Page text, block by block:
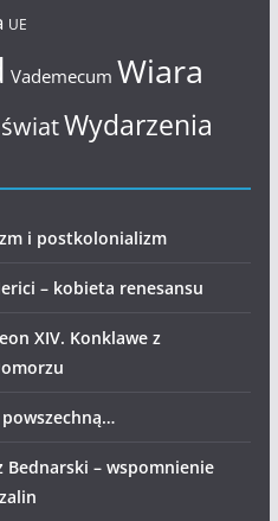
UE
Vademecum Wiara
Wydarzenia
i postkolonializm
– kobieta renesansu
XIV. Konklawe z
Bednarski – wspomnienie